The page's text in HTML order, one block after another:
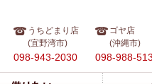
うちどまり店
(宜野湾市)
098-943-2030
ゴヤ店
(沖縄市)
098-988-